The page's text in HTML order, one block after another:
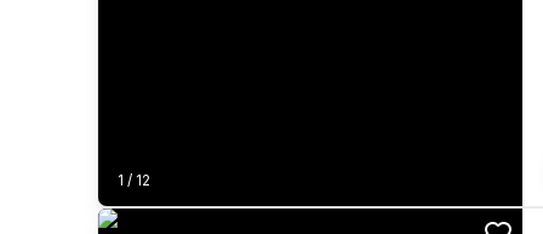
1 / 12